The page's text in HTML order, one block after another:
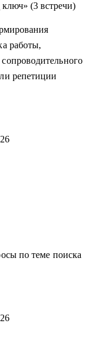
(3 встречи)
работы,
репетиции
по теме поиска